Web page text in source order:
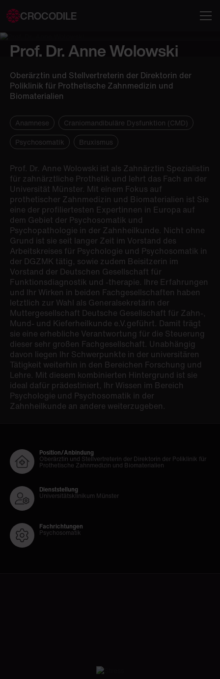
CROCODILE
Prof. Dr. Anne Wolowski
Oberärztin und Stellvertreterin der Direktorin der
Poliklinik für Prothetische Zahnmedizin und
Biomaterialien
Anamnese
Craniomandibuläre Dysfunktion (CMD)
Psychosomatik
Bruxismus
Prof. Dr. Anne Wolowski ist als Zahnärztin Spezialistin
für zahnärztliche Prothetik und lehrt das Fach an der
Universität Münster. Mit einem Fokus auf
prothetischer Zahnmedizin und Biomaterialien ist Sie
eine der profiliertesten Expertinnen in Europa auf
dem Gebiet der Psychosomatik und
Psychopathologie in der Zahnheilkunde. Nicht ohne
Grund ist sie seit langer Zeit im Vorstand des
Arbeitskreises für Psychologie und Psychosomatik in
der DGZMK tätig, sowie zudem Beisitzerin im
Vorstand der Deutschen Gesellschaft für
Funktionsdiagnostik und -therapie. Ihre Erfahrungen
und Ihr Wirken in beiden Fachgesellschaften haben
letztlich zur Wahl als Generalsekretärin der
Muttergesellschaft Deutsche Gesellschaft für Zahn-,
Mund- und Kieferheilkunde e.V.geführt. Damit trägt
sie eine erhebliche Verantwortung für die Steuerung
dieser sehr großen Fachgesellschaft. Unabhängig
davon liegen Ihr Schwerpunkte in der universitären
Tätigkeit weiterhin in den Bereichen Forschung und
Lehre. Mit diesem kombinierten Hintergrund ist sie
ideal dafür prädestiniert, Ihr Wissen im Bereich
Psychologie und Psychosomatik in der
Zahnheilkunde an andere weiterzugeben.
Position/Anbindung
Oberärztin und Stellvertreterin der Direktorin der Poliklinik für
Prothetische Zahnmedizin und Biomaterialien
Dienststellung
Universitätsklinikum Münster
Fachrichtungen
Psychosomatik
Fortbildungen auf CROCODILE